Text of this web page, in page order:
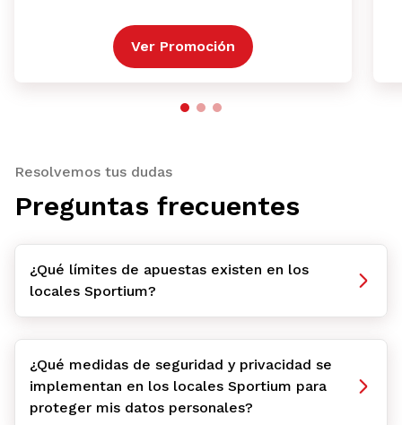
Ver Promoción
Resolvemos tus dudas
Preguntas frecuentes
¿Qué límites de apuestas existen en los
locales Sportium?
¿Qué medidas de seguridad y privacidad se
implementan en los locales Sportium para
proteger mis datos personales?